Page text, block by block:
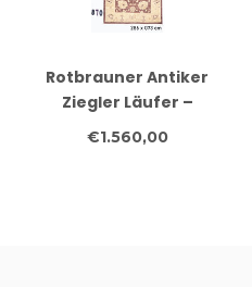
Rotbrauner Antiker
Ziegler Läufer –
handgeknüpfter
€1.560,00